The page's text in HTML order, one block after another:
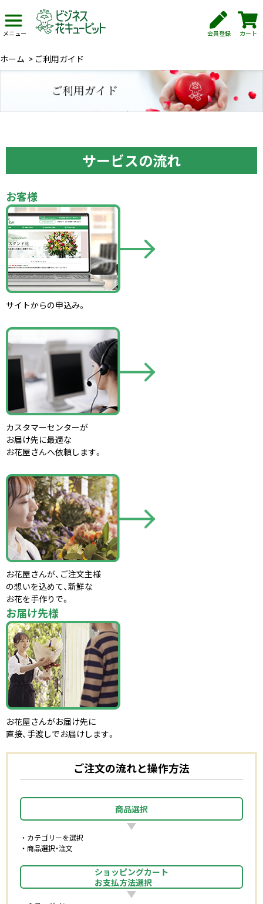
メニュー 会員登録 カート
ホーム > ご利用ガイド
サービスの流れ
お客様
サイトからの申込み。
カスタマーセンターが
お届け先に最適な
お花屋さんへ依頼します。
お花屋さんが、ご注文主様
の想いを込めて、新鮮な
お花を手作りで。
お届け先様
お花屋さんがお届け先に
直接、手渡しでお届けします。
ご注文の流れと操作方法
商品選択
カテゴリーを選択
商品選択・注文
ショッピングカート
お支払方法選択